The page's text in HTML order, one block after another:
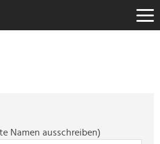
Namen ausschreiben)